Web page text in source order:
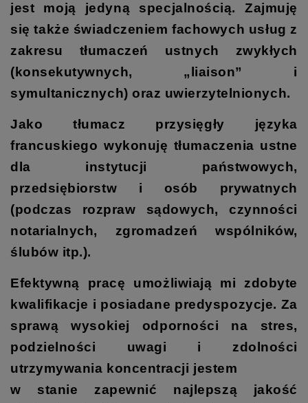
jest moją jedyną specjalnością. Zajmuję
się także świadczeniem fachowych usług z
zakresu tłumaczeń ustnych zwykłych
(konsekutywnych, „liaison” i
symultanicznych) oraz uwierzytelnionych.
Jako tłumacz przysięgły języka
francuskiego wykonuję tłumaczenia ustne
dla instytucji państwowych,
przedsiębiorstw i osób prywatnych
(podczas rozpraw sądowych, czynności
notarialnych, zgromadzeń wspólników,
ślubów itp.).
Efektywną pracę umożliwiają mi zdobyte
kwalifikacje i posiadane predyspozycje. Za
sprawą wysokiej odporności na stres,
podzielności uwagi i zdolności
utrzymywania koncentracji jestem
w stanie zapewnić najlepszą jakość